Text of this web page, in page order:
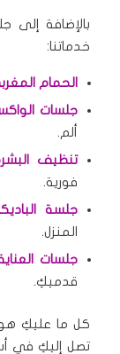
بالإضافة إلى
خدماتنا:
الحمام
جلسات
ألم.
تنظيف
فورية.
جلسة
المنزل.
جلسات
قدميكِ.
كل ما عليكِ هو
تصل إليكِ في